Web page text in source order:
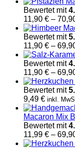
Bewertet mit
11,90 € –
Bewertet mit
11,90 € –
Bewertet mit
11,90 € –
Bewertet mit
9,49 € inkl.
Macaron Mix
Bewertet mit
11,99 € –